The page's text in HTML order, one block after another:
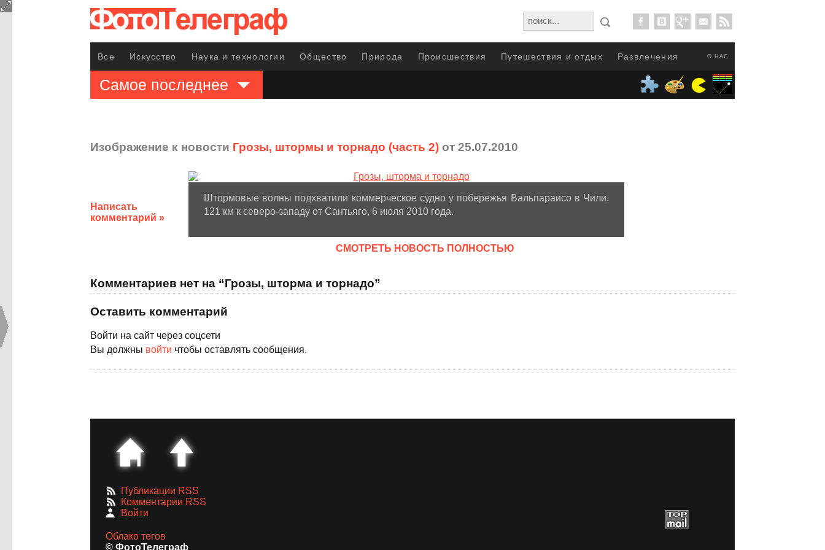
О НАС
Все Искусство Наука и технологии Общество Природа Происшествия Путешествия и отдых Развлечения
Самое последнее
Изображение к новости Грозы, штормы и торнадо (часть 2) от 25.07.2010
Написать
комментарий »
Штормовые волны подхватили коммерческое судно у побережья Вальпараисо в Чили,
121 км к северо-западу от Сантьяго, 6 июля 2010 года.
CМОТРЕТЬ НОВОСТЬ ПОЛНОСТЬЮ
Комментариев нет на “Грозы, шторма и торнадо”
Оставить комментарий
Войти на сайт через соцсети
Вы должны войти чтобы оставлять сообщения.
Публикации RSS
Комментарии RSS
Войти
Облако тегов
© ФотоТелеграф